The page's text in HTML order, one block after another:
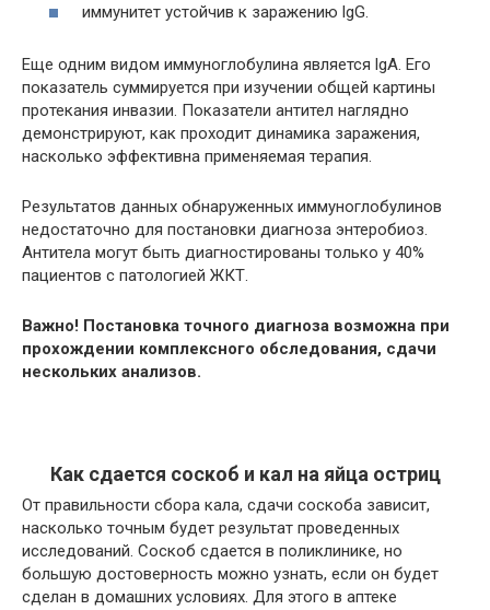
иммунитет устойчив к заражению lgG.
Еще одним видом иммуноглобулина является lgA. Его
показатель суммируется при изучении общей картины
протекания инвазии. Показатели антител наглядно
демонстрируют, как проходит динамика заражения,
насколько эффективна применяемая терапия.
Результатов данных обнаруженных иммуноглобулинов
недостаточно для постановки диагноза энтеробиоз.
Антитела могут быть диагностированы только у 40%
пациентов с патологией ЖКТ.
Важно! Постановка точного диагноза возможна при
прохождении комплексного обследования, сдачи
нескольких анализов.
Как сдается соскоб и кал на яйца остриц
От правильности сбора кала, сдачи соскоба зависит,
насколько точным будет результат проведенных
исследований. Соскоб сдается в поликлинике, но
большую достоверность можно узнать, если он будет
сделан в домашних условиях. Для этого в аптеке